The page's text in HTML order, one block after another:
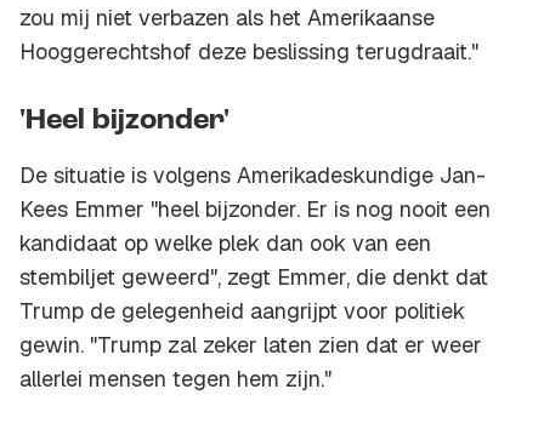
zou mij niet verbazen als het Amerikaanse
Hooggerechtshof deze beslissing terugdraait."
'Heel bijzonder'
De situatie is volgens Amerikadeskundige Jan-
Kees Emmer "heel bijzonder. Er is nog nooit een
kandidaat op welke plek dan ook van een
stembiljet geweerd", zegt Emmer, die denkt dat
Trump de gelegenheid aangrijpt voor politiek
gewin. "Trump zal zeker laten zien dat er weer
allerlei mensen tegen hem zijn."